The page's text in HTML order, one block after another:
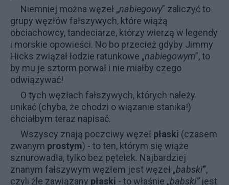
Niemniej można węzeł „nabiegowy” zaliczyć to
grupy węzłów fałszywych, które wiążą
obciachowcy, tandeciarze, którzy wierzą w legendy
i morskie opowieści. No bo przecież gdyby Jimmy
Hicks związał łodzie ratunkowe „nabiegowym”, to
by mu je sztorm porwał i nie miałby czego
odwiązywać!
O tych węzłach fałszywych, których należy
unikać (chyba, że chodzi o wiązanie stanika!)
chciałbym teraz napisać.
Wszyscy znają poczciwy węzeł płaski (czasem
zwanym prostym) - to ten, którym się wiąże
sznurowadła, tylko bez pętelek. Najbardziej
znanym fałszywym węzłem jest węzeł „babski”,
czyli źle zawiązany płaski - to właśnie „babski”jest